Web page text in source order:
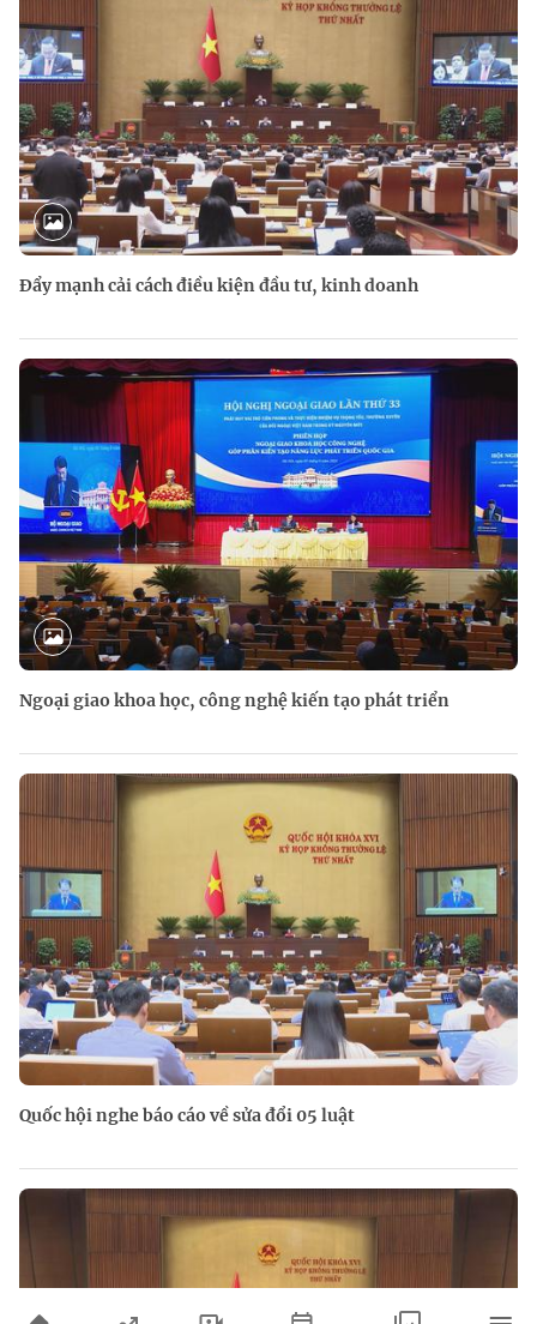
Đẩy mạnh cải cách điều kiện đầu tư, kinh doanh
Ngoại giao khoa học, công nghệ kiến tạo phát triển
Quốc hội nghe báo cáo về sửa đổi 05 luật